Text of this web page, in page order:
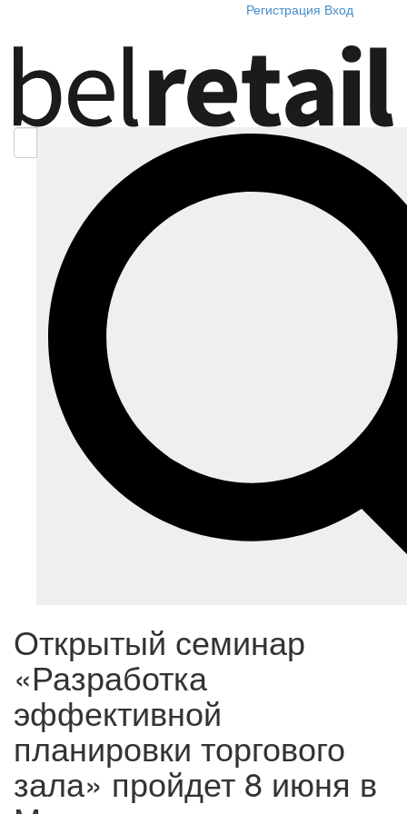
Регистрация Вход
Открытый семинар
«Разработка
эффективной
планировки торгового
зала» пройдет 8 июня в